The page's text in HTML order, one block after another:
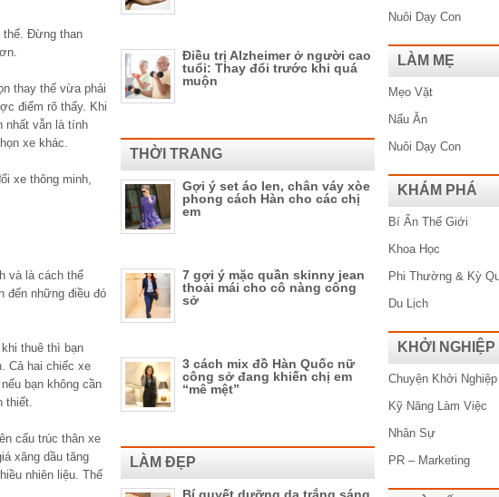
thế. Đừng than
thay thế vừa phải
điểm rõ thấy. Khi
nhất vẫn là tính
xe khác.
xe thông minh,
và là cách thể
đến những điều đó
thuê thì bạn
Cả hai chiếc xe
bạn không cần
thiết.
cấu trúc thân xe
xăng dầu tăng
nhiên liệu. Thế
Điều trị Alzheimer ở người cao
tuổi: Thay đổi trước khi quá
muộn
THỜI TRANG
Gợi ý set áo len, chân váy xòe
phong cách Hàn cho các chị
em
7 gợi ý mặc quần skinny jean
thoải mái cho cô nàng công
sở
3 cách mix đồ Hàn Quốc nữ
công sở đang khiến chị em
“mê mệt”
LÀM ĐẸP
Nuôi Dạy Con
LÀM MẸ
Mẹo Vặt
Nấu Ăn
Nuôi Dạy Con
KHÁM PHÁ
Bí Ẩn Thế Giới
Khoa Học
Phi Thường & Kỳ
Du Lịch
KHỞI NGHIỆP
Chuyện Khởi Nghiệp
Kỹ Năng Làm Việc
Nhân Sự
PR – Marketing